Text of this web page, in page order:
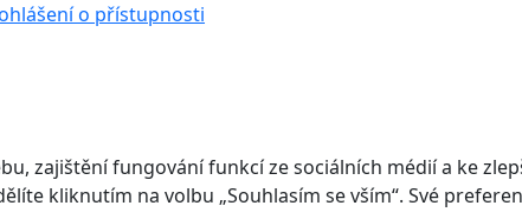
o přístupnosti
zajištění fungování funkcí ze sociálních médií a ke
kliknutím na volbu „Souhlasím se vším“. Své